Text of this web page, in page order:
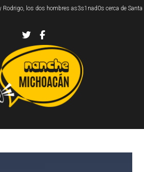
Rodrigo, los dos hombres as3s1nad0s cerca de Santa